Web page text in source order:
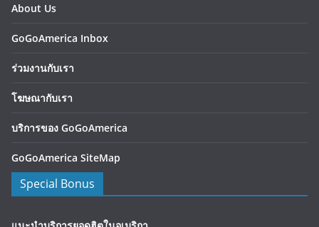
About Us
GoGoAmerica Inbox
ร่วมงานกับเรา
โฆษณากับเรา
บริการของ GoGoAmerica
GoGoAmerica SiteMap
Special Bonus